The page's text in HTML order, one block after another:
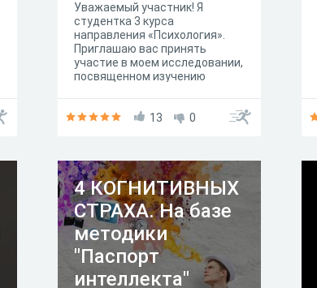
Уважаемый участник! Я
студентка 3 курса
направления «Психология».
Приглашаю вас принять
участие в моем исследовании,
посвященном изучению
жизненного опыта и
ценно. Полученные данные
помогут нам лучше понять, как
люди справляются с разными
жизненными
обстоятельствами, и внесут
вклад в развитие
практической психологии. В
дальнейшем эти знания могут
быть использованы для
создания более эффективных
13 0
4 КОГНИТИВНЫХ
СТРАХА. На базе
методики
"Паспорт
интеллекта"